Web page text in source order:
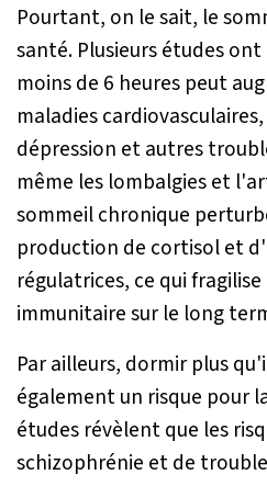
Pourtant, on le sait, le
santé. Plusieurs études
moins de 6 heures peut
maladies
dépression et autres
même les lombalgies et
sommeil chronique
production de cortisol et
régulatrices, ce qui
immunitaire sur le long
Par ailleurs, dormir plus
également un risque pour
études révèlent que les
schizophrénie et de